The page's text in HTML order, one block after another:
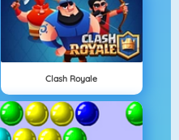
Clash Royale